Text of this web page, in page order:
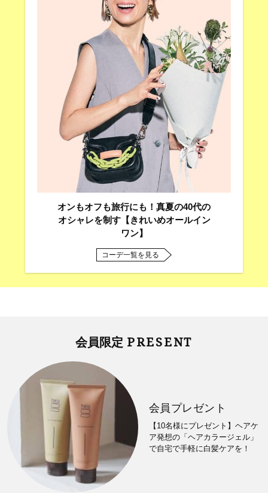
オンもオフも旅行にも！真夏の40代の
オシャレを制す【きれいめオールイン
ワン】
コーデ一覧を見る
会員限定 PRESENT
会員プレゼント
【10名様にプレゼント】ヘアケ
ア発想の「ヘアカラージェル」
で自宅で手軽に白髪ケアを！